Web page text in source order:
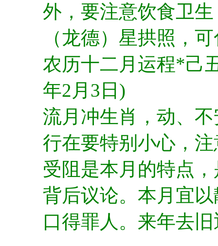
外，要注意饮食卫
（龙德）星拱照，
农历十二月运程*己
年2月3日)
流月冲生肖，动、
行在要特别小心，
受阻是本月的特点
背后议论。本月宜
口得罪人。来年去